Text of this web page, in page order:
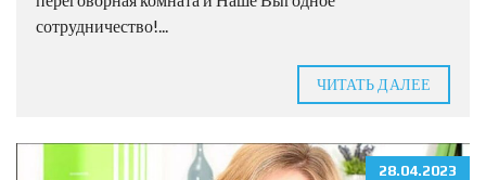
сотрудничество!...
ЧИТАТЬ ДАЛЕЕ
28.04.2023